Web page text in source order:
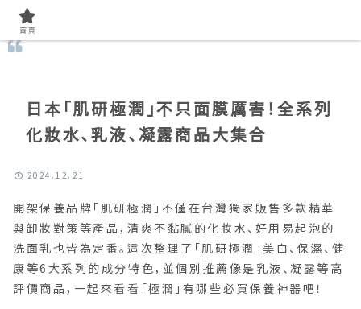
日本「肌研極潤」不只面膜厲害！全系列
化妝水、乳液、凝露商品大集合
2024.12.21
開架保養品牌「肌研極潤」不僅在台灣獨家販售多款精華
與卸妝對策等產品，清爽不黏膩的化妝水、好用易起泡的
洗面乳也皆為定番。這次整理了「肌研極潤」美白、保濕、健
康等6大系列的成分特色，並個別推薦像是乳液、凝露等高
評價商品，一起來看看「極潤」有哪些必買保養神器吧！
首頁